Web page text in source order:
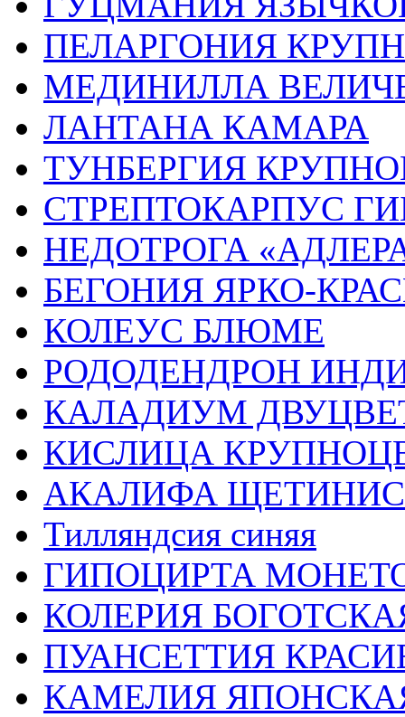
ПЕЛАРГОНИЯ
МЕДИНИЛЛА
ЛАНТАНА КАМАРА
ТУНБЕРГИЯ
СТРЕПТОКАРПУС
НЕДОТРОГА
БЕГОНИЯ ЯРКО-
КОЛЕУС БЛЮМЕ
РОДОДЕНДРОН
КАЛАДИУМ
КИСЛИЦА
АКАЛИФА
Тилляндсия синяя
ГИПОЦИРТА
КОЛЕРИЯ
ПУАНСЕТТИЯ
КАМЕЛИЯ